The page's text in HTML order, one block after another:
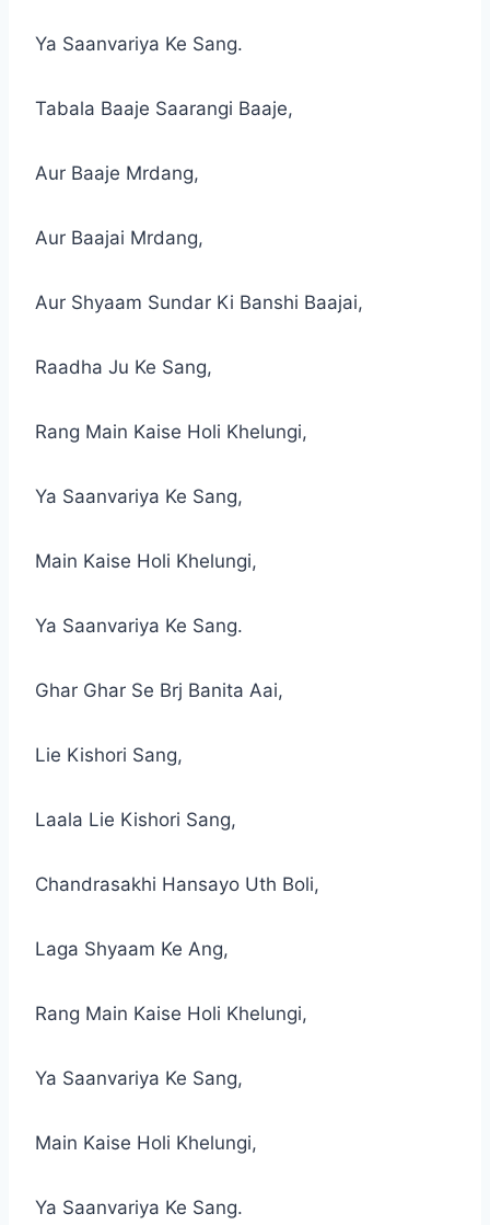
Ya Saanvariya Ke Sang.
Tabala Baaje Saarangi Baaje,
Aur Baaje Mrdang,
Aur Baajai Mrdang,
Aur Shyaam Sundar Ki Banshi Baajai,
Raadha Ju Ke Sang,
Rang Main Kaise Holi Khelungi,
Ya Saanvariya Ke Sang,
Main Kaise Holi Khelungi,
Ya Saanvariya Ke Sang.
Ghar Ghar Se Brj Banita Aai,
Lie Kishori Sang,
Laala Lie Kishori Sang,
Chandrasakhi Hansayo Uth Boli,
Laga Shyaam Ke Ang,
Rang Main Kaise Holi Khelungi,
Ya Saanvariya Ke Sang,
Main Kaise Holi Khelungi,
Ya Saanvariya Ke Sang.